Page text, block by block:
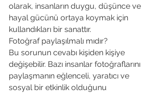
olarak, insanların duygu, düşünce ve
hayal gücünü ortaya koymak için
kullandıkları bir sanattır.
Fotoğraf paylaşılmalı mıdır?
Bu sorunun cevabı kişiden kişiye
değişebilir. Bazı insanlar fotoğraflarını
paylaşmanın eğlenceli, yaratıcı ve
sosyal bir etkinlik olduğunu